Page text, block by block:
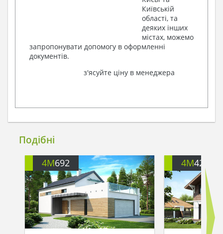
Київській
області, та
деяких інших
містах, можемо
запропонувати допомогу в оформленні
документів.
з'ясуйте ціну в менеджера
Подібні
4M692 4M426